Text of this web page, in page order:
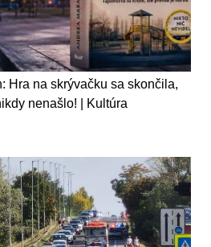
Hra na skrývačku sa skončila,
nenašlo! | Kultúra